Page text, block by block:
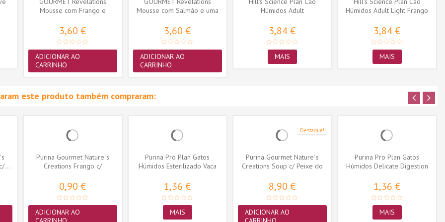
Mousse com Frango e
3,60 €
ADICIONAR AO
CARRINHO
Mousse com Salmão e uma
3,60 €
ADICIONAR AO
CARRINHO
Húmidos Adult
3,84 €
MAIS
Húmidos Adult Light Frango
3,84 €
MAIS
este produto também compraram:
...
Purina Gourmet Nature´s
Creations Frango c/
0,90 €
ADICIONAR AO
Purina Pro Plan Gatos
Húmidos Esterilizado Vaca
1,36 €
MAIS
Destaque!
Purina Gourmet Nature´s
Creations Soup c/ Peixe do
8,90 €
ADICIONAR AO
Purina Pro Plan Gatos
Húmidos Delicate Digestion
1,36 €
MAIS